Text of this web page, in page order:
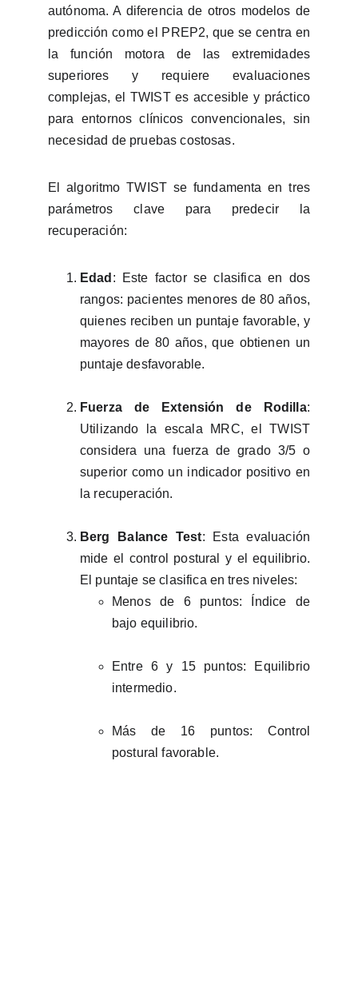
autónoma. A diferencia de otros modelos de
predicción como el PREP2, que se centra en
la función motora de las extremidades
superiores y requiere evaluaciones
complejas, el TWIST es accesible y práctico
para entornos clínicos convencionales, sin
necesidad de pruebas costosas.
El algoritmo TWIST se fundamenta en tres
parámetros clave para predecir la
recuperación:
Edad : Este factor se clasifica en dos
rangos: pacientes menores de 80 años,
quienes reciben un puntaje favorable, y
mayores de 80 años, que obtienen un
puntaje desfavorable.
Fuerza de Extensión de Rodilla:
Utilizando la escala MRC, el TWIST
considera una fuerza de grado 3/5 o
superior como un indicador positivo en
la recuperación.
Berg Balance Test: Esta evaluación
mide el control postural y el equilibrio.
El puntaje se clasifica en tres niveles:
Menos de 6 puntos: Índice de
bajo equilibrio.
Entre 6 y 15 puntos: Equilibrio
intermedio.
Más de 16 puntos: Control
postural favorable.